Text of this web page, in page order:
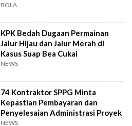
BOLA
KPK Bedah Dugaan Permainan
Jalur Hijau dan Jalur Merah di
Kasus Suap Bea Cukai
NEWS
74 Kontraktor SPPG Minta
Kepastian Pembayaran dan
Penyelesaian Administrasi Proyek
NEWS